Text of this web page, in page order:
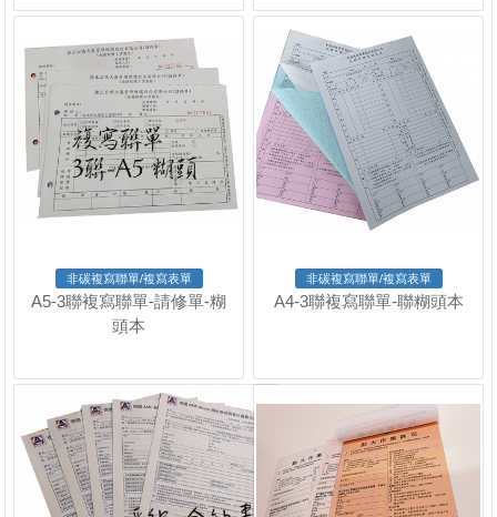
非碳複寫聯單/複寫表單
A5-3聯複寫聯單-請修單-糊
頭本
非碳複寫聯單/複寫表單
A4-3聯複寫聯單-聯糊頭本